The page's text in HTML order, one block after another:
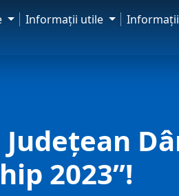
Informaţii utile
2023”!